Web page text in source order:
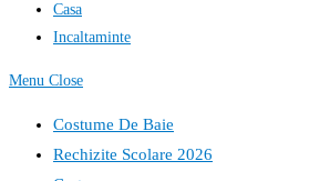
Casa
Incaltaminte
Menu Close
Costume De Baie
Rechizite Scolare 2026